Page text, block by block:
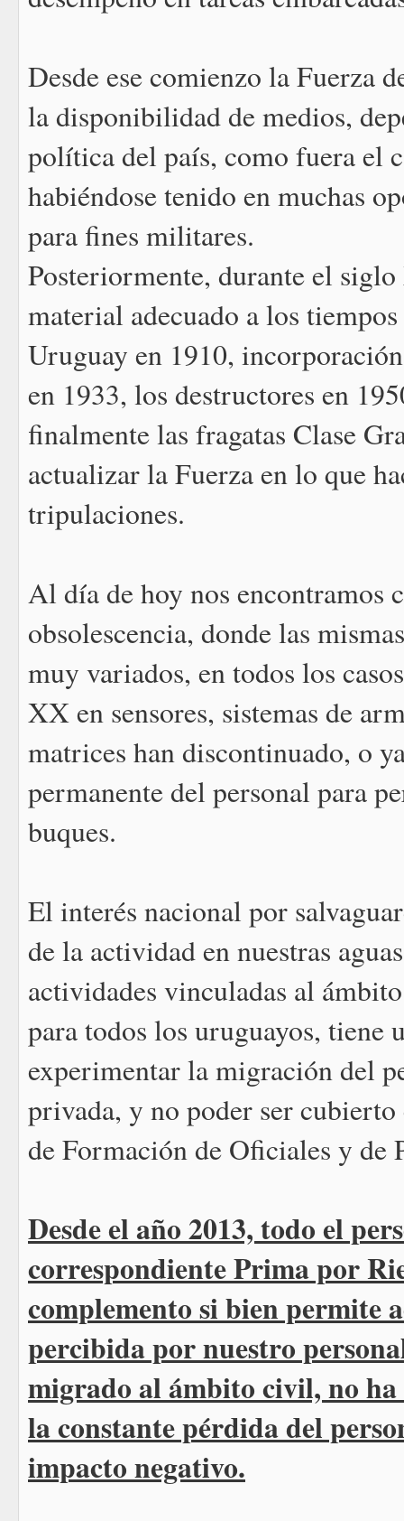
Desde ese comienzo la Fuerza
la disponibilidad de medios,
política del país, como fuera el
habiéndose tenido en muchas
para fines militares.
Posteriormente, durante el
material adecuado a los
Uruguay en 1910,
en 1933, los destructores en
finalmente las fragatas Clase
actualizar la Fuerza en lo que
tripulaciones.
Al día de hoy nos encontramos
obsolescencia, donde las
muy variados, en todos los
XX en sensores, sistemas de
matrices han discontinuado, o
permanente del personal para
buques.
El interés nacional por
de la actividad en nuestras
actividades vinculadas al
para todos los uruguayos, tiene
experimentar la migración del
privada, y no poder ser cubierto
de Formación de Oficiales y de
Desde el año 2013, todo el
correspondiente Prima por
complemento si bien permite
percibida por nuestro
migrado al ámbito civil, no
la constante pérdida del
impacto negativo.